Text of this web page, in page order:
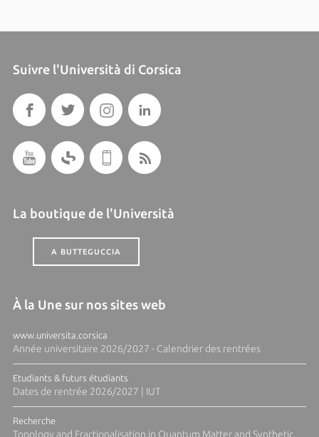
Suivre l'Università di Corsica
La boutique de l'Università
A BUTTEGUCCIA
À la Une sur nos sites web
www.universita.corsica
Année universitaire 2026/2027 - Calendrier des rentrées
Etudiants & futurs étudiants
Dates de rentrée 2026/2027 | IUT
Recherche
Topology and Fractionalisation in Quantum Matter and Synthetic